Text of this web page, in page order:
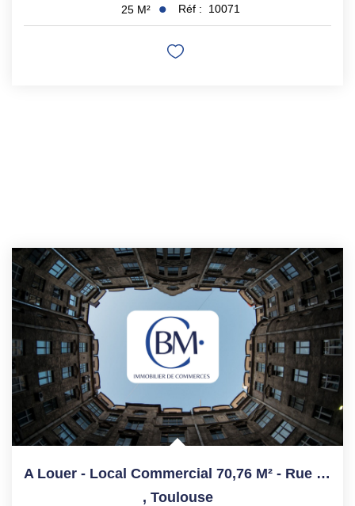
25 M² Réf : 10071
A Louer - Local Commercial 70,76 M² - Rue Des Changes / Rue...
, Toulouse